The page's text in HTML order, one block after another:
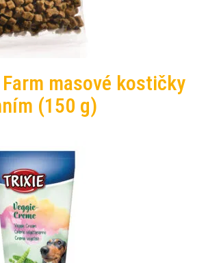
masové kostičky
(150 g)